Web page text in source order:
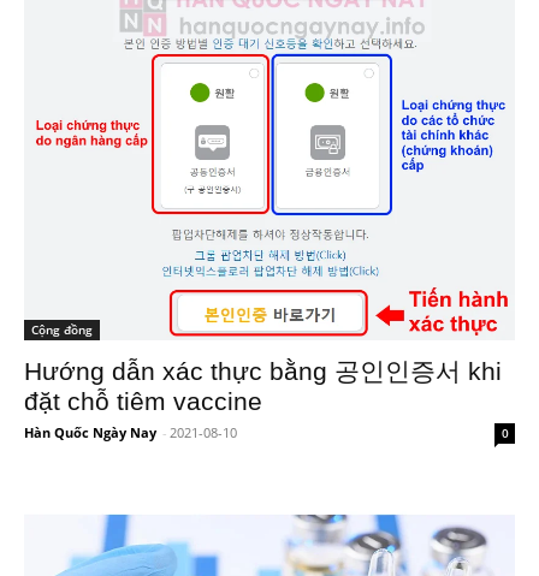
Cộng đồng
Hướng dẫn xác thực bằng 공인인증서 khi
đặt chỗ tiêm vaccine
Hàn Quốc Ngày Nay - 2021-08-10 0